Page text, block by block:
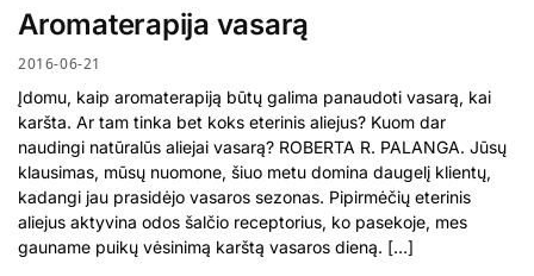
Aromaterapija vasarą
2016-06-21
Įdomu, kaip aromaterapiją būtų galima panaudoti vasarą, kai
karšta. Ar tam tinka bet koks eterinis aliejus? Kuom dar
naudingi natūralūs aliejai vasarą? ROBERTA R. PALANGA. Jūsų
klausimas, mūsų nuomone, šiuo metu domina daugelį klientų,
kadangi jau prasidėjo vasaros sezonas. Pipirmėčių eterinis
aliejus aktyvina odos šalčio receptorius, ko pasekoje, mes
gauname puikų vėsinimą karštą vasaros dieną. […]